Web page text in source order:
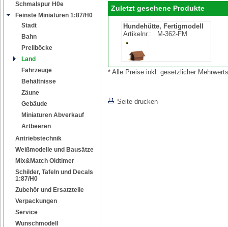
Schmalspur H0e
Feinste Miniaturen 1:87/H0
Stadt
Bahn
Prellböcke
Land
Fahrzeuge
Behältnisse
Zäune
Gebäude
Miniaturen Abverkauf
Artbeeren
Antriebstechnik
Weißmodelle und Bausätze
Mix&Match Oldtimer
Schilder, Tafeln und Decals
1:87/H0
Zubehör und Ersatzteile
Verpackungen
Service
Wunschmodell
Zuletzt gesehene Produkte
Hundehütte, Fertigmodell
Artikelnr.:
M-362-FM
* Alle Preise inkl. gesetzlicher
Seite drucken